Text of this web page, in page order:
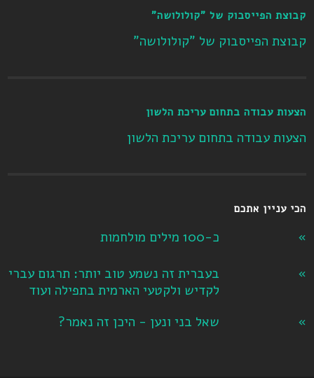
קבוצת הפייסבוק של "קולולושה"
קבוצת הפייסבוק של "קולולושה"
הצעות עבודה בתחום עריכת הלשון
הצעות עבודה בתחום עריכת הלשון
הכי עניין אתכם
כ-100 מילים מולחמות
בעברית זה נשמע טוב יותר: תרגום עברי
לקדיש ולקטעי הארמית בתפילה ועוד
שאל בני ונען - היכן זה נאמר?